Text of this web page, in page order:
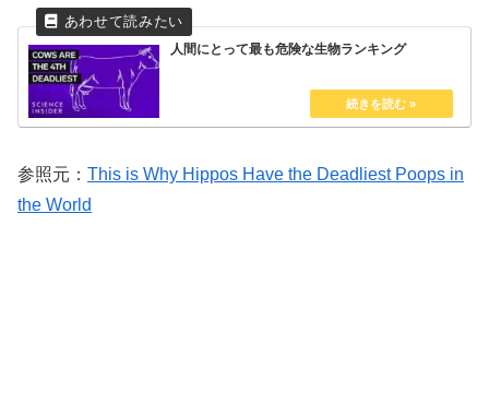
人間にとって最も危険な生物ランキング
参照元： This is Why Hippos Have the Deadliest Poops in
the World